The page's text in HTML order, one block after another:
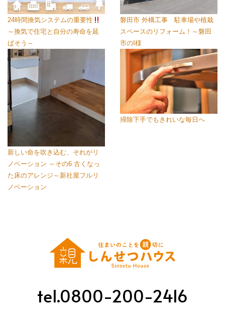
24時間換気システムの重要性
～換気で住宅と自分の寿命を延
ばそう～
磐田市 外構工事 駐車場や植栽
スペースのリフォーム！～磐田
市のI様
新しい命を吹き込む、それがリ
ノベーション ～その6 古くなっ
た床のアレンジ～新社屋フルリ
ノベーション
掃除下手でもきれいな毎日へ
tel.0800-200-2416